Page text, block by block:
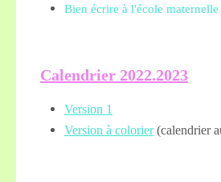
Bien écrire à l'école maternelle
Calendrier 2022.2023
Version 1
Version à colorier(calendrier